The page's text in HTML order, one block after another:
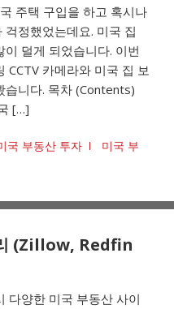
주택 구입을 하고 혹시나
정했었는데요. 미국 집
덜게 되었습니다. 이번
CCTV 카메라와 미국 집 보
습니다. 목차 (Contents)
[…]
국 부동산 투자
미국 부
(Zillow, Redfin
다양한 미국 부동산 사이